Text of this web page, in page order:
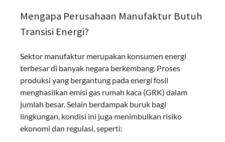
Mengapa Perusahaan Manufaktur Butuh
Transisi Energi?
Sektor manufaktur merupakan konsumen energi
terbesar di banyak negara berkembang. Proses
produksi yang bergantung pada energi fosil
menghasilkan emisi gas rumah kaca (GRK) dalam
jumlah besar. Selain berdampak buruk bagi
lingkungan, kondisi ini juga menimbulkan risiko
ekonomi dan regulasi, seperti: